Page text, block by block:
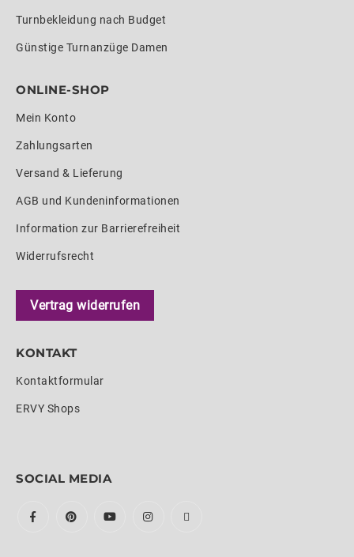
Turnbekleidung nach Budget
Günstige Turnanzüge Damen
ONLINE-SHOP
Mein Konto
Zahlungsarten
Versand & Lieferung
AGB und Kundeninformationen
Information zur Barrierefreiheit
Widerrufsrecht
Vertrag widerrufen
KONTAKT
Kontaktformular
ERVY Shops
SOCIAL MEDIA